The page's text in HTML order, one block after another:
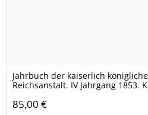
Jahrbuch der kaiserlich
Reichsanstalt. IV Jahrgang 1853.
85,00 €